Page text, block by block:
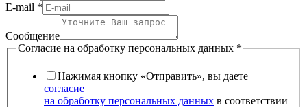
E-mail *
Сообщение
Согласие на обработку персональных данных *
Нажимая кнопку «Отправить», вы даете
согласие
на обработку персональных данных в соответствии